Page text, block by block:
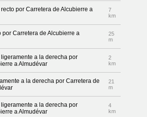
por Carretera de Alcubierre a
7
km
por Carretera de Alcubierre a
25
m
a la derecha por
a Almudévar
2
km
a la derecha por Carretera de
21
m
a la derecha por
a Almudévar
4
km